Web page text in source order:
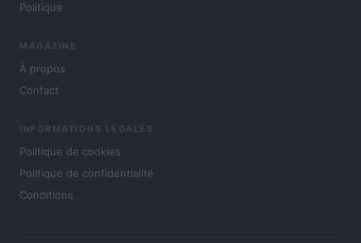
Politique
MAGAZINE
À propos
Contact
INFORMATIONS LÉGALES
Politique de cookies
Politique de confidentialité
Conditions